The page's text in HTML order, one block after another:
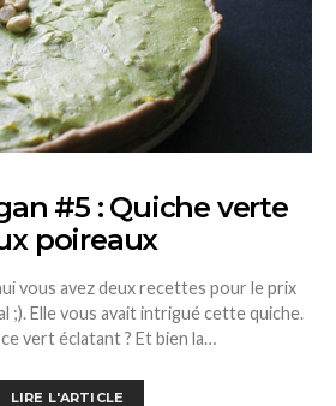
#5 : Quiche verte
poireaux
vous avez deux recettes pour le prix
;). Elle vous avait intrigué cette quiche.
vert éclatant ? Et bien la…
LIRE L'ARTICLE